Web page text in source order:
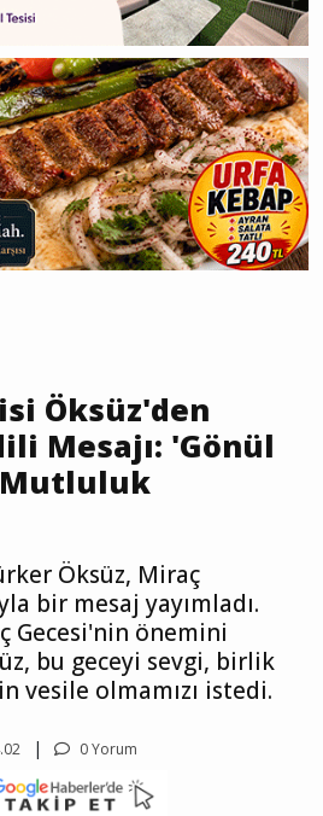
Öksüz'den
Mesajı: 'Gönül
Mutluluk
Öksüz, Miraç
bir mesaj yayımladı.
Gecesi'nin önemini
bu geceyi sevgi, birlik
vesile olmamızı istedi.
0 Yorum